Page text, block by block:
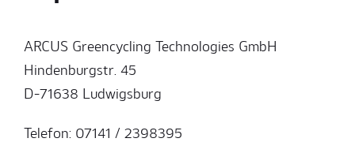
ARCUS Greencycling Technologies GmbH
Hindenburgstr. 45
D-71638 Ludwigsburg
Telefon: 07141 / 2398395